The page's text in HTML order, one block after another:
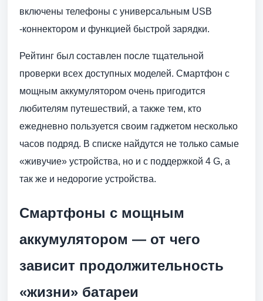
включены телефоны с универсальным USB
-коннектором и функцией быстрой зарядки.
Рейтинг был составлен после тщательной
проверки всех доступных моделей. Смартфон с
мощным аккумулятором очень пригодится
любителям путешествий, а также тем, кто
ежедневно пользуется своим гаджетом несколько
часов подряд. В списке найдутся не только самые
«живучие» устройства, но и с поддержкой 4 G, а
так же и недорогие устройства.
Смартфоны с мощным
аккумулятором — от чего
зависит продолжительность
«жизни» батареи